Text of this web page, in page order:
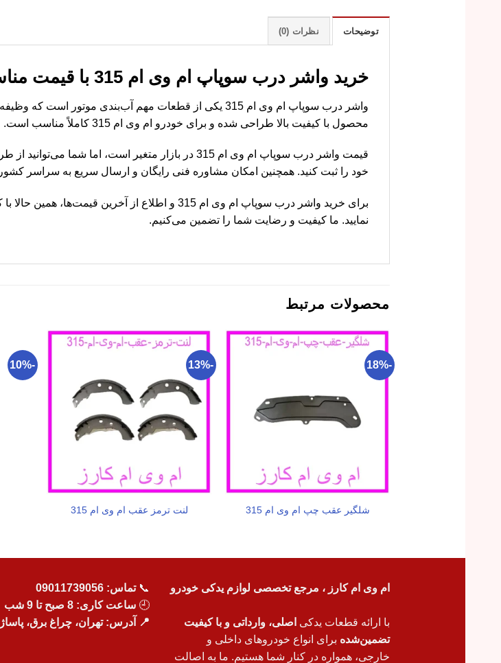
توضیحات نظرات (0)
خرید واشر درب سوپاپ ام وی ام 315 با قیمت مناسب از ام وی ام کارز
واشر درب سوپاپ ام وی ام 315 یکی از قطعات مهم آب‌بندی
محصول با کیفیت بالا طراحی شده و برای خودرو ام وی ام 315 کاملاً مناسب است.
قیمت واشر درب سوپاپ ام وی ام 315 در بازار متغیر
خود را ثبت کنید. همچنین امکان مشاوره فنی رایگان و ارسال سریع به سراسر
برای خرید واشر درب سوپاپ ام وی ام 315 و اطلاع از
نمایید. ما کیفیت و رضایت شما را تضمین می‌کنیم.
محصولات مرتبط
-18%
شلگیر عقب چپ ام وی ام 315
-13%
لنت ترمز عقب ام وی ام 315
-10%
ام وی ام کارز ، مرجع تخصصی لوازم یدکی خودرو
با ارائه قطعات یدکی اصلی، وارداتی و با کیفیت
تضمین‌شده برای انواع خودروهای داخلی و
خارجی، همواره در کنار شما هستیم. ما به اصالت
📞تماس: 09011739056
🕘 ساعت کاری: 8 صبح تا 9 شب
📍 آدرس: تهران، چراغ برق،